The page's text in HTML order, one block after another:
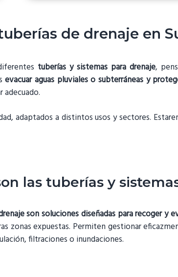
de drenaje en
tuberías y sistemas para drenaje,
evacuar aguas pluviales o subterráneas y
adecuado.
adaptados a distintos usos y sectores.
las tuberías y
son soluciones diseñadas para recoger y
zonas expuestas. Permiten gestionar
filtraciones o inundaciones.